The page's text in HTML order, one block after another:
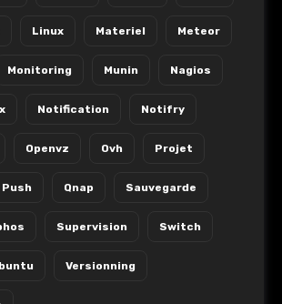
Linux Materiel Meteor
Monitoring Munin Nagios
Notification Notifry
Openvz Ovh Projet
Push Qnap Sauvegarde
Supervision Switch
Versionning